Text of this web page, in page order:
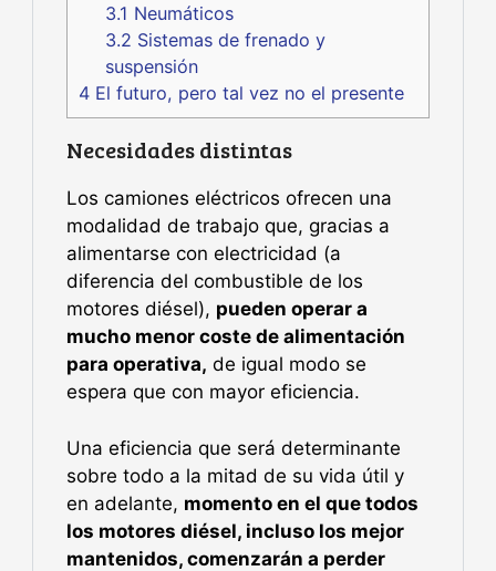
3.1 Neumáticos
3.2 Sistemas de frenado y
suspensión
4 El futuro, pero tal vez no el presente
Necesidades distintas
Los camiones eléctricos ofrecen una
modalidad de trabajo que, gracias a
alimentarse con electricidad (a
diferencia del combustible de los
motores diésel), pueden operar a
mucho menor coste de alimentación
para operativa, de igual modo se
espera que con mayor eficiencia.
Una eficiencia que será determinante
sobre todo a la mitad de su vida útil y
en adelante, momento en el que todos
los motores diésel, incluso los mejor
mantenidos, comenzarán a perder